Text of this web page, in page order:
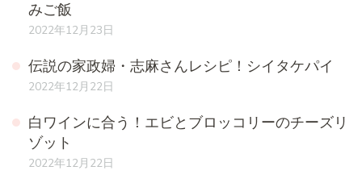
みご飯
2022年12月23日
伝説の家政婦・志麻さんレシピ！シイタケパイ
2022年12月22日
白ワインに合う！エビとブロッコリーのチーズリ
ゾット
2022年12月22日